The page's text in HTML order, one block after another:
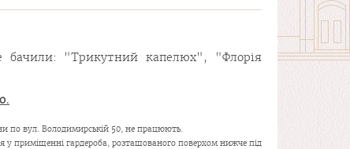
бачили: "Трикутний капелюх", "Флорія
по вул. Володимирській 50, не працюють.
у приміщенні гардероба, розташованого поверхом нижче під